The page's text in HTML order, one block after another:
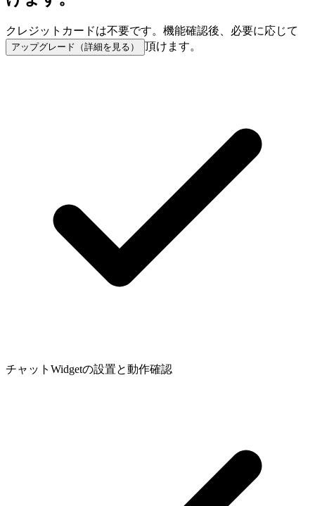
クレジットカードは不要です。 機能確認後、必要に応じて
アップグレード（詳細を見る） 頂けます。
チャットWidgetの設置と動作確認